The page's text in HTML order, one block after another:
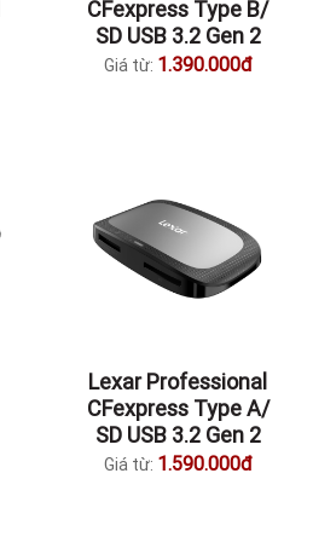
CFexpress Type B/
SD USB 3.2 Gen 2
Giá từ: 1.390.000đ
Lexar Professional
CFexpress Type A/
SD USB 3.2 Gen 2
Giá từ: 1.590.000đ